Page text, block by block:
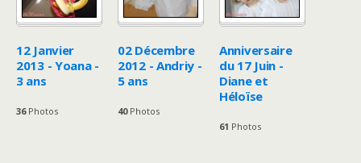
12 Janvier
2013 - Yoana -
3 ans
36Photos
02 Décembre
2012 - Andriy -
5 ans
40Photos
Anniversaire
du 17 Juin -
Diane et
Héloïse
61 Photos